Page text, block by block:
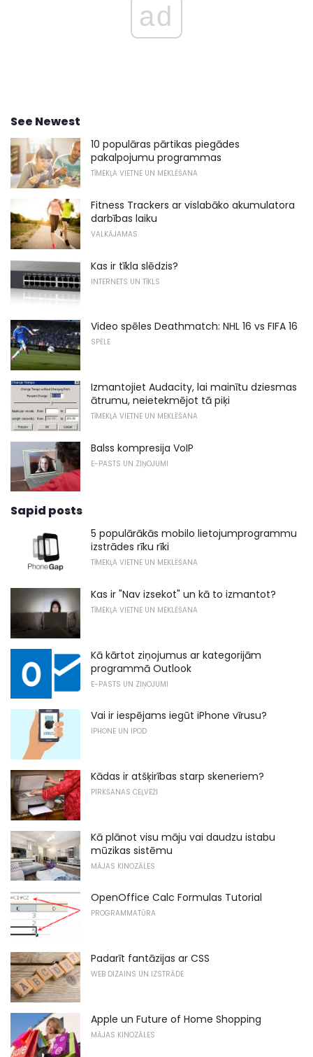
ad
See Newest
10 populāras pārtikas piegādes
pakalpojumu programmas
TĪMEKĻA VIETNE UN MEKLĒŠANA
Fitness Trackers ar vislabāko akumulatora
darbības laiku
VALKĀJAMAS
Kas ir tīkla slēdzis?
INTERNETS UN TĪKLS
Video spēles Deathmatch: NHL 16 vs FIFA 16
SPĒLE
Izmantojiet Audacity, lai mainītu dziesmas
ātrumu, neietekmējot tā piķi
TĪMEKĻA VIETNE UN MEKLĒŠANA
Balss kompresija VoIP
E-PASTS UN ZIŅOJUMI
Sapid posts
5 populārākās mobilo lietojumprogrammu
izstrādes rīku rīki
TĪMEKĻA VIETNE UN MEKLĒŠANA
Kas ir "Nav izsekot" un kā to izmantot?
TĪMEKĻA VIETNE UN MEKLĒŠANA
Kā kārtot ziņojumus ar kategorijām
programmā Outlook
E-PASTS UN ZIŅOJUMI
Vai ir iespējams iegūt iPhone vīrusu?
IPHONE UN IPOD
Kādas ir atšķirības starp skeneriem?
PIRKŠANAS CEĻVEŽI
Kā plānot visu māju vai daudzu istabu
mūzikas sistēmu
MĀJAS KINOZĀLES
OpenOffice Calc Formulas Tutorial
PROGRAMMATŪRA
Padarīt fantāzijas ar CSS
WEB DIZAINS UN IZSTRĀDE
Apple un Future of Home Shopping
MĀJAS KINOZĀLES